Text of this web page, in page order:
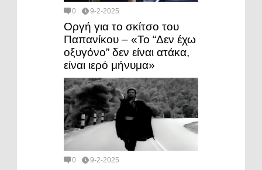
0 9-2-2025
Οργή για το σκίτσο του
Παπανίκου – «Το “Δεν έχω
οξυγόνο” δεν είναι ατάκα,
είναι ιερό μήνυμα»
0 9-2-2025